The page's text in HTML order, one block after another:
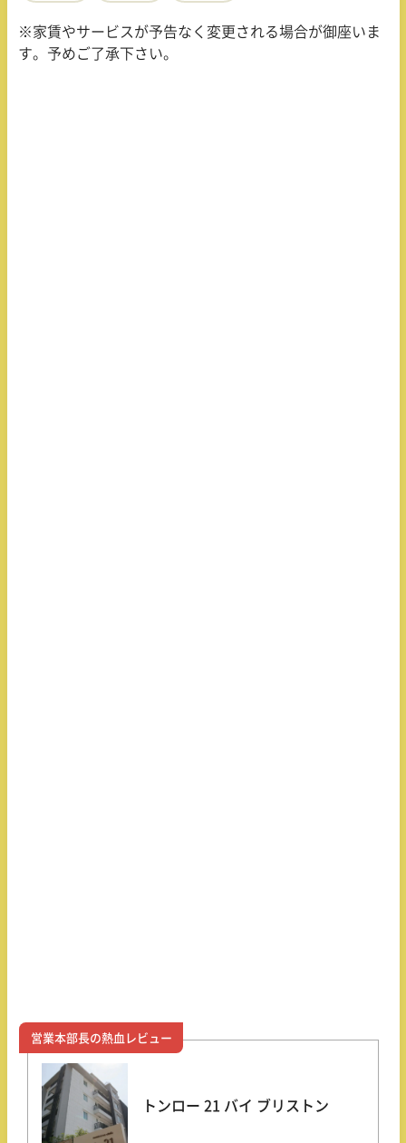
※家賃やサービスが予告なく変更される場合が御座いま
す。予めご了承下さい。
営業本部長の熱血レビュー
トンロー 21 バイ ブリストン